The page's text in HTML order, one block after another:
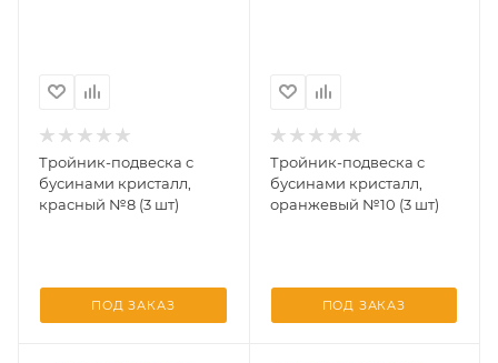
Тройник-подвеска с
бусинами кристалл,
красный №8 (3 шт)
ПОД ЗАКАЗ
Тройник-подвеска с
бусинами кристалл,
оранжевый №10 (3 шт)
ПОД ЗАКАЗ